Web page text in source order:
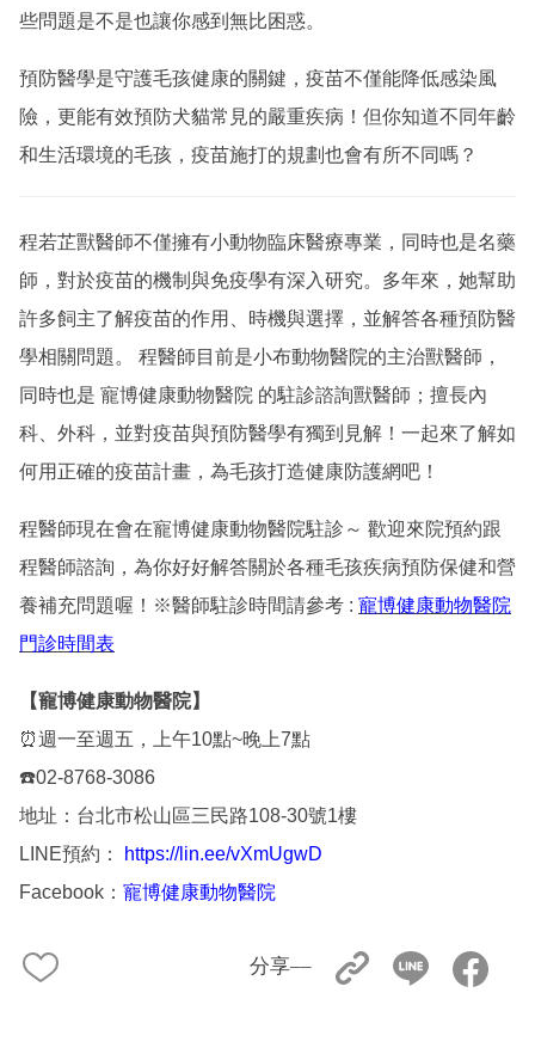
些問題是不是也讓你感到無比困惑。
預防醫學是守護毛孩健康的關鍵， 疫苗不僅能降低感染風
險，更能有效預防犬貓常見的嚴重疾病！但你知道不同年齡
和生活環境的毛孩，疫苗施打的規劃也會有所不同嗎？
程若芷獸醫師不僅擁有小動物臨床醫療專業，同時也是名藥
師，對於疫苗的機制與免疫學有深入研究。多年來，她幫助
許多飼主了解疫苗的作用、時機與選擇，並解答各種預防醫
學相關問題。 程醫師目前是小布動物醫院的主治獸醫師，
同時也是 寵博健康動物醫院 的駐診諮詢獸醫師；擅長內
科、外科，並對疫苗與預防醫學有獨到見解！一起來了解如
何用正確的疫苗計畫，為毛孩打造健康防護網吧！
程醫師現在會在寵博健康動物醫院駐診～ 歡迎來院預約跟
程醫師諮詢，為你好好解答關於各種毛孩疾病預防保健和營
養補充問題喔！ ※醫師駐診時間請參考 : 寵博健康動物醫院
門診時間表
【寵博健康動物醫院】
⏰週一至週五，上午10點~晚上7點
☎️02-8768-3086
地址：台北市松山區三民路108-30號1樓
LINE預約：
https://lin.ee/vXmUgwD
Facebook： 寵博健康動物醫院
分享––